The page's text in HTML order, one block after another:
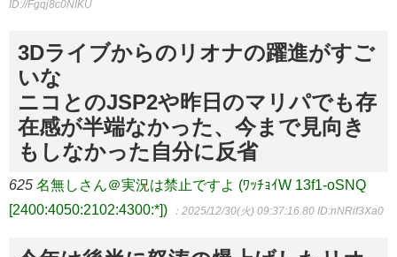
ID://Fgqj8c0NIKU
3Dライブからのリオナの躍進がすご
いな
ニコとのJSP2や昨日のマリパでも存
在感が半端なかった、今まで見向き
もしなかった自分に反省
625 名無しさん＠実況は禁止ですよ (ﾜｯﾁｮｲW 13f1-oSNQ
[2400:4050:2102:4300:*])
：2025/12/30(火) 09:37:16.80 ID:nNRif3Xa0